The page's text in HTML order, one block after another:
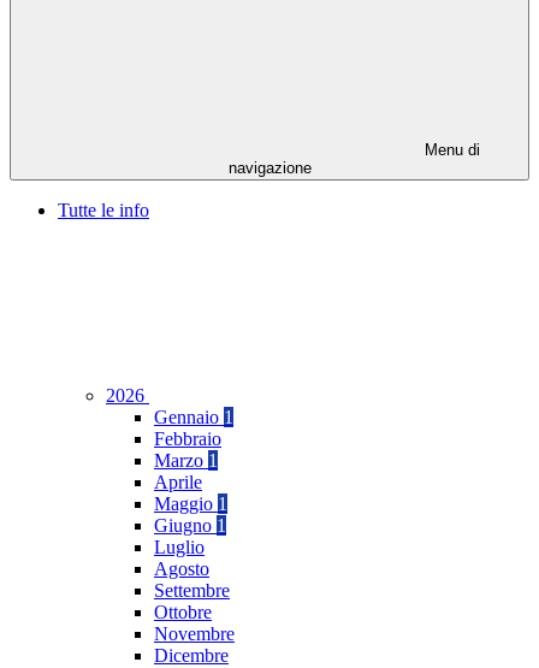
Menu di
navigazione
Tutte le info
2026
Gennaio 1
Febbraio
Marzo 1
Aprile
Maggio 1
Giugno 1
Luglio
Agosto
Settembre
Ottobre
Novembre
Dicembre